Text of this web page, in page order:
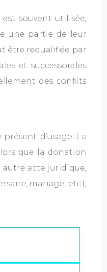
souvent utilisée,
une partie de leur
être requalifiée par
et successorales
des conflits
d’usage. La
que la donation
autre acte juridique,
mariage, etc.),